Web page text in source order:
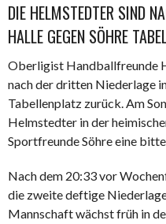
DIE HELMSTEDTER SIND
HALLE GEGEN SÖHRE
Oberligist Handballfreunde
nach der dritten Niederlage
Tabellenplatz zurück. Am
Helmstedter in der
Sportfreunde Söhre eine
Nach dem 20:33 vor
die zweite deftige
Mannschaft wächst früh in